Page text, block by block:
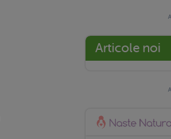
Articole noi